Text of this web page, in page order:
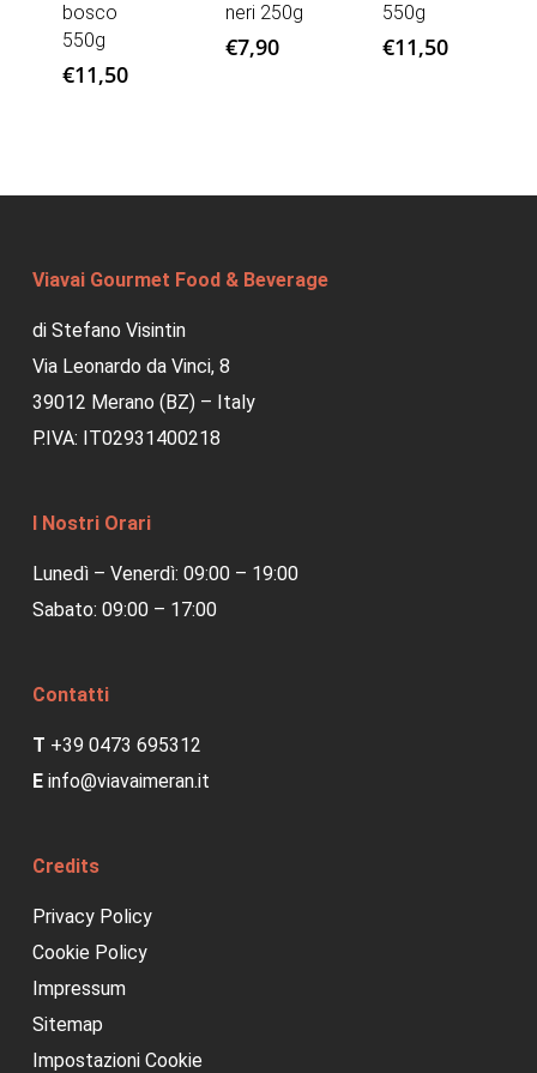
bosco
550g
€11,50
neri 250g
€7,90
550g
€11,50
Viavai Gourmet Food & Beverage
di Stefano Visintin
Via Leonardo da Vinci, 8
39012 Merano (BZ) – Italy
P.IVA: IT02931400218
I Nostri Orari
Lunedì – Venerdì: 09:00 – 19:00
Sabato: 09:00 – 17:00
Contatti
T +39 0473 695312
E info@viavaimeran.it
Credits
Privacy Policy
Cookie Policy
Impressum
Sitemap
Impostazioni Cookie